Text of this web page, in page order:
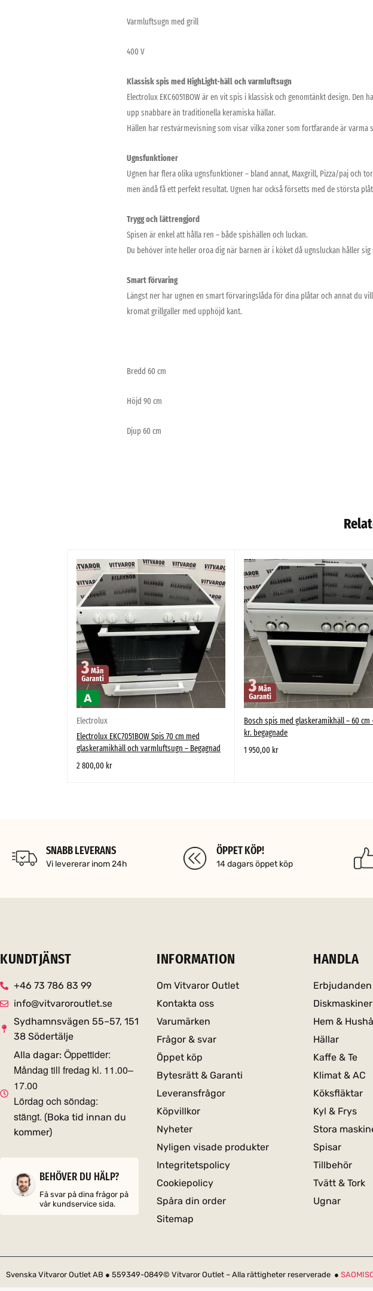
Varmluftsugn med grill
400 V
Klassisk spis med HighLight-häll och varmluftsugn
Electrolux EKC6051BOW är en vit spis i klassisk och genomtänkt design.
upp snabbare än traditionella keramiska hällar.
Hällen har restvärmevisning som visar vilka zoner som fortfarande är
Ugnsfunktioner
Ugnen har flera olika ugnsfunktioner – bland annat, Maxgrill, Pizza/paj och
men ändå få ett perfekt resultat. Ugnen har också försetts med de största
Trygg och lättrengjord
Spisen är enkel att hålla ren – både spishällen och luckan.
Du behöver inte heller oroa dig när barnen är i köket då ugnsluckan håller sig
Smart förvaring
Längst ner har ugnen en smart förvaringslåda för dina plåtar och annat du
kromat grillgaller med upphöjd kant.
Bredd 60 cm
Höjd 90 cm
Djup 60 cm
Electrolux
Electrolux EKC7051BOW Spis 70 cm med
glaskeramikhäll och varmluftsugn – Begagnad
2 800,00 kr
Bosch spis med glaskeramikhäll – 60 cm
kr. begagnade
1 950,00 kr
SNABB LEVERANS
Vi levererar inom 24h
ÖPPET KÖP!
14 dagars öppet köp
KUNDTJÄNST
+46 73 786 83 99
info@vitvaroroutlet.se
Sydhamnsvägen 55–57, 151
38 Södertälje
Alla dagar: Öppettider:
Måndag till fredag kl. 11.00–
17.00
Lördag och söndag:
stängt. (Boka tid innan du
kommer)
BEHÖVER DU HÄLP?
Få svar på dina frågor på
vår kundservice sida.
INFORMATION
Om Vitvaror Outlet
Kontakta oss
Varumärken
Frågor & svar
Öppet köp
Bytesrätt & Garanti
Leveransfrågor
Köpvillkor
Nyheter
Nyligen visade produkter
Integritetspolicy
Cookiepolicy
Spåra din order
Sitemap
HANDLA
Erbjudanden
Diskmaskiner
Hem &
Hällar
Kaffe & Te
Klimat & AC
Köksfläktar
Kyl & Frys
Stora
Spisar
Tillbehör
Tvätt & Tork
Ugnar
Svenska Vitvaror Outlet AB ● 559349-0849© Vitvaror Outlet – Alla rättigheter reserverade ●